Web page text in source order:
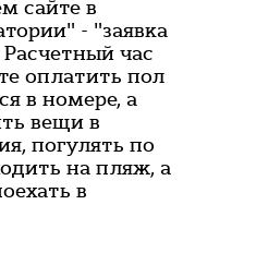
сайте в
- "заявка
час
оплатить пол
в номере, а
вещи в
погулять по
на пляж, а
в